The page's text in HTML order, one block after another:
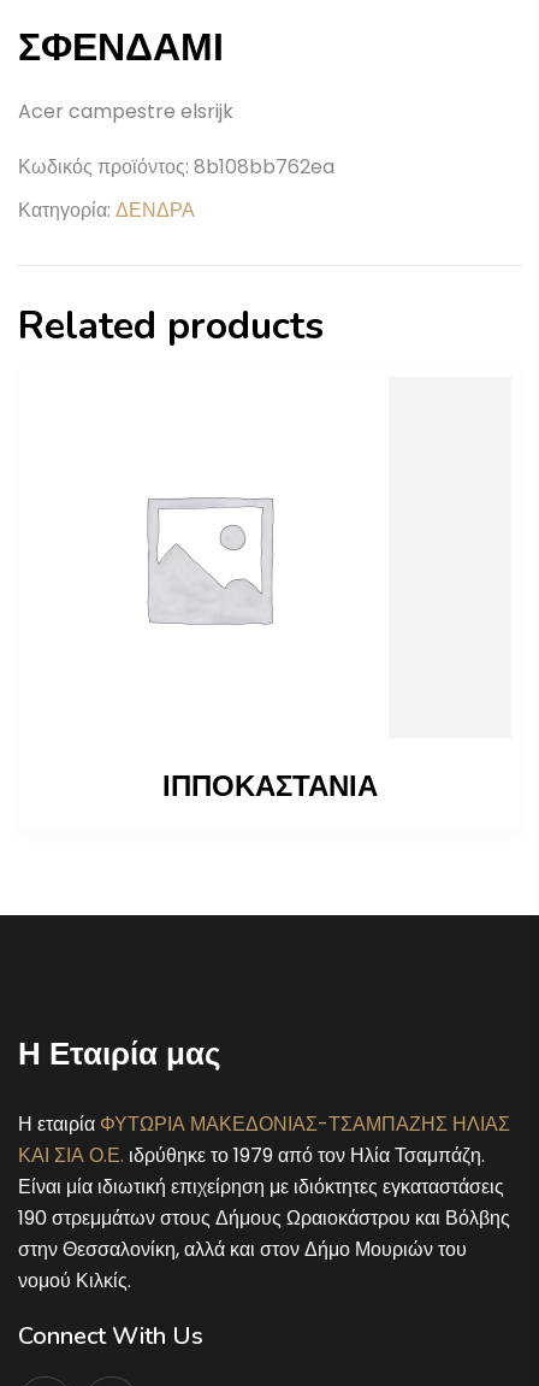
ΣΦΕΝΔΑΜΙ
Acer campestre elsrijk
Κωδικός προϊόντος: 8b108bb762ea
Κατηγορία: ΔΕΝΔΡΑ
Related products
ΙΠΠΟΚΑΣΤΑΝΙΑ
Η Εταιρία μας
Η εταιρία ΦΥΤΩΡΙΑ ΜΑΚΕΔΟΝΙΑΣ-ΤΣΑΜΠΑΖΗΣ ΗΛΙΑΣ
ΚΑΙ ΣΙΑ Ο.Ε. ιδρύθηκε το 1979 από τον Ηλία Τσαμπάζη.
Είναι μία ιδιωτική επιχείρηση με ιδιόκτητες εγκαταστάσεις
190 στρεμμάτων στους Δήμους Ωραιοκάστρου και Βόλβης
στην Θεσσαλονίκη, αλλά και στον Δήμο Μουριών του
νομού Κιλκίς.
Connect With Us